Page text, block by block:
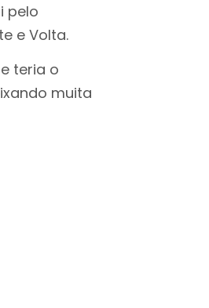
pelo
e Volta.
teria o
muita